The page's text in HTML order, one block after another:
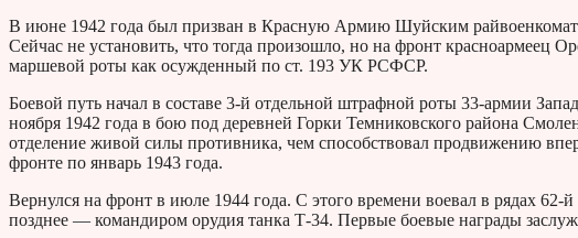
В июне 1942 года был призван в Красную Армию Шуйским
Сейчас не установить, что тогда произошло, но на фронт красноармеец
маршевой роты как осужденный по ст. 193 УК РСФСР.
Боевой путь начал в составе 3-й отдельной штрафной роты 33-армии
ноября 1942 года в бою под деревней Горки Темниковского района
отделение живой силы противника, чем способствовал продвижению
фронте по январь 1943 года.
Вернулся на фронт в июле 1944 года. С этого времени воевал в рядах 62-
позднее — командиром орудия танка Т-34. Первые боевые награды